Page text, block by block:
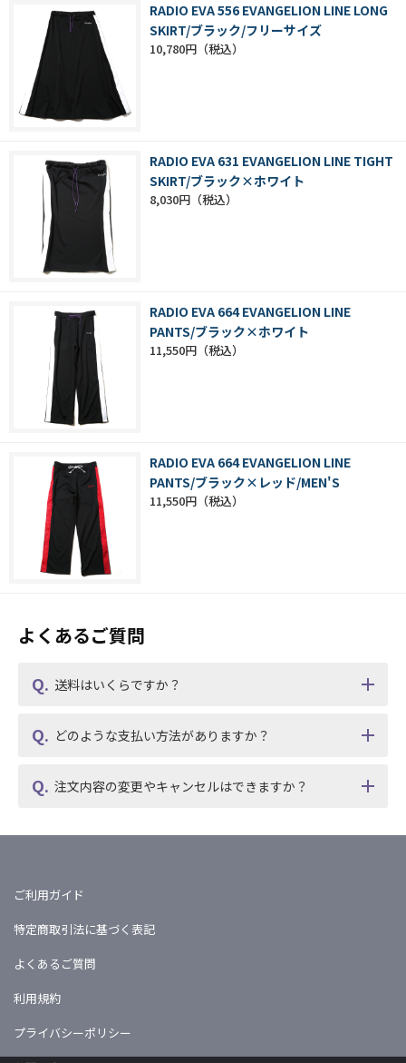
RADIO EVA 556 EVANGELION LINE LONG
SKIRT/ブラック/フリーサイズ
10,780円
RADIO EVA 631 EVANGELION LINE TIGHT
SKIRT/ブラック×ホワイト
8,030円
RADIO EVA 664 EVANGELION LINE
PANTS/ブラック×ホワイト
11,550円
RADIO EVA 664 EVANGELION LINE
PANTS/ブラック×レッド/MEN'S
11,550円
よくあるご質問
送料はいくらですか？
どのような支払い方法がありますか？
注文内容の変更やキャンセルはできますか？
ご利用ガイド
特定商取引法に基づく表記
よくあるご質問
利用規約
プライバシーポリシー